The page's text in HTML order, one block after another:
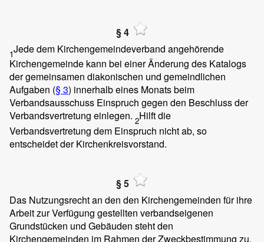
§ 4
1Jede dem Kirchengemeindeverband angehörende
Kirchengemeinde kann bei einer Änderung des Katalogs
der gemeinsamen diakonischen und gemeindlichen
Aufgaben (§ 3) innerhalb eines Monats beim
Verbandsausschuss Einspruch gegen den Beschluss der
Verbandsvertretung einlegen. 2Hilft die
Verbandsvertretung dem Einspruch nicht ab, so
entscheidet der Kirchenkreisvorstand.
§ 5
Das Nutzungsrecht an den den Kirchengemeinden für ihre
Arbeit zur Verfügung gestellten verbandseigenen
Grundstücken und Gebäuden steht den
Kirchengemeinden im Rahmen der Zweckbestimmung zu.